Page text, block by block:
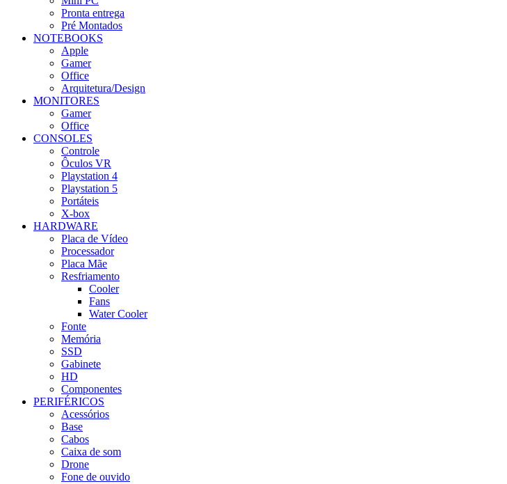
Pronta entrega
Pré Montados
NOTEBOOKS
Apple
Gamer
Office
Arquitetura/Design
MONITORES
Gamer
Office
CONSOLES
Controle
Ôculos VR
Playstation 4
Playstation 5
Portáteis
X-box
HARDWARE
Placa de Vídeo
Processador
Placa Mãe
Resfriamento
Cooler
Fans
Water Cooler
Fonte
Memória
SSD
Gabinete
HD
Componentes
PERIFÉRICOS
Acessórios
Base
Cabos
Caixa de som
Drone
Fone de ouvido